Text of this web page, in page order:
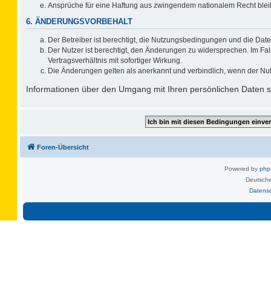
Ansprüche für eine Haftung aus zwingendem nationalem Recht
6. ÄNDERUNGSVORBEHALT
Der Betreiber ist berechtigt, die Nutzungsbedingungen und die
Der Nutzer ist berechtigt, den Änderungen zu widersprechen. Im
Vertragsverhältnis mit sofortiger Wirkung.
Die Änderungen gelten als anerkannt und verbindlich, wenn der
Informationen über den Umgang mit Ihren persönlichen Daten
Foren-Übersicht
Powered by